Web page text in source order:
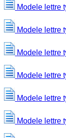
Modele lettre
Modele lettre
Modele lettre
Modele lettre
Modele lettre
Modele lettre